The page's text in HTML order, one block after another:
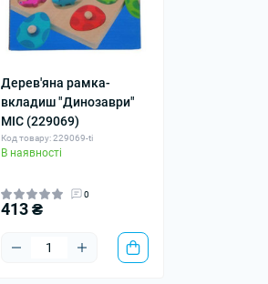
Дерев'яна рамка-
вкладиш "Динозаври"
MIC (229069)
Код товару: 229069-ti
В наявності
0
413 ₴